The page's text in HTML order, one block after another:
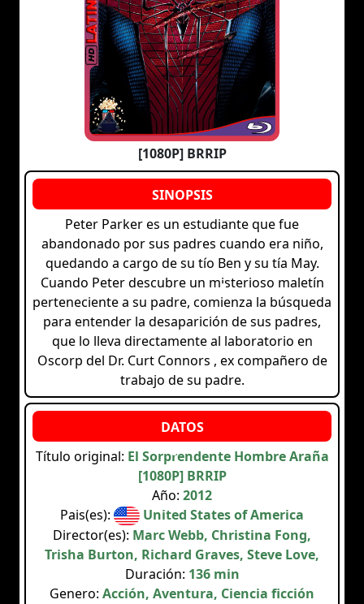
[1080P] BRRIP
Peter Parker es un estudiante que fue
abandonado por sus padres cuando era niño,
quedando a cargo de su tío Ben y su tía May.
Cuando Peter descubre un misterioso maletín
perteneciente a su padre, comienza la búsqueda
para entender la desaparición de sus padres,
que lo lleva directamente al laboratorio en
Oscorp del Dr. Curt Connors , ex compañero de
trabajo de su padre.
Título original: El Sorprendente Hombre Araña
[1080P] BRRIP
Año: 2012
Pais(es):
United States of America
Director(es): Marc Webb, Christina Fong,
Trisha Burton, Richard Graves, Steve Love,
Duración: 136 min
Genero: Acción, Aventura, Ciencia ficción